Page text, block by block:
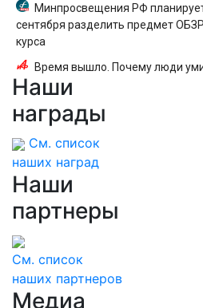
Минпросвещения РФ
сентября разделить предмет
курса
Время вышло. Почему люди
старости»?
Наши
награды
См. список
наших наград
Наши
партнеры
См. список
наших партнеров
Медиа